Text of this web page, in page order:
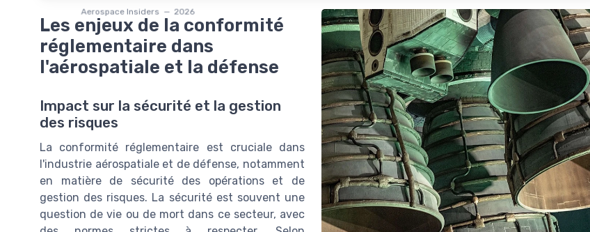
Aerospace Insiders — 2026
Les enjeux de la conformité
réglementaire dans
l'aérospatiale et la défense
Impact sur la sécurité et la gestion
des risques
La conformité réglementaire est cruciale dans
l'industrie aérospatiale et de défense, notamment
en matière de sécurité des opérations et de
gestion des risques. La sécurité est souvent une
question de vie ou de mort dans ce secteur, avec